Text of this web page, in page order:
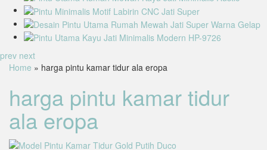
prev next
Home » harga pintu kamar tidur ala eropa
harga pintu kamar tidur
ala eropa